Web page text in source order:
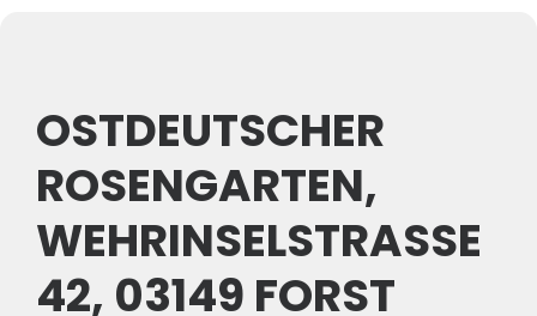
OSTDEUTSCHER
ROSENGARTEN,
WEHRINSELSTRASSE 4
2, 03149 FORST (